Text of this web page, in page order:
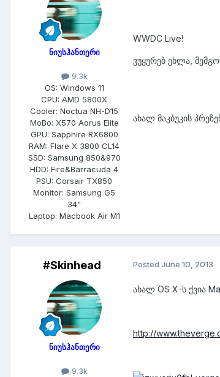
ნიუსჰანთერი
9.3k
OS: Windows 11
CPU: AMD 5800X
Cooler: Noctua NH-D15
MoBo: X570 Aorus Elite
GPU: Sapphire RX6800
RAM: Flare X 3800 CL14
SSD: Samsung 850&970
HDD: Fire&Barracuda 4
PSU: Corsair TX850
Monitor: Samsung G5
34"
Laptop: Macbook Air M1
WWDC Live!
ვუყურებ ეხლა,
ახალ მაკბუკის
#Skinhead
ნიუსჰანთერი
9.3k
Posted June 10, 2013
ახალ OS X-ს ქვია
http://